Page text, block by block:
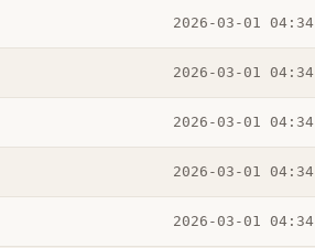
2026-03-01 04:34
2026-03-01 04:34
2026-03-01 04:34
2026-03-01 04:34
2026-03-01 04:34